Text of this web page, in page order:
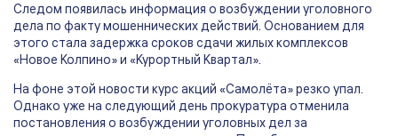
Следом появилась информация о возбуждении уголовного
дела по факту мошеннических действий. Основанием для
этого стала задержка сроков сдачи жилых комплексов
«Новое Колпино» и «Курортный Квартал».
На фоне этой новости курс акций «Самолёта» резко упал.
Однако уже на следующий день прокуратура отменила
постановления о возбуждении уголовных дел за